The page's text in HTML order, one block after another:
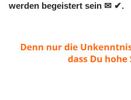
werden begeistert sein ✉ ✔.